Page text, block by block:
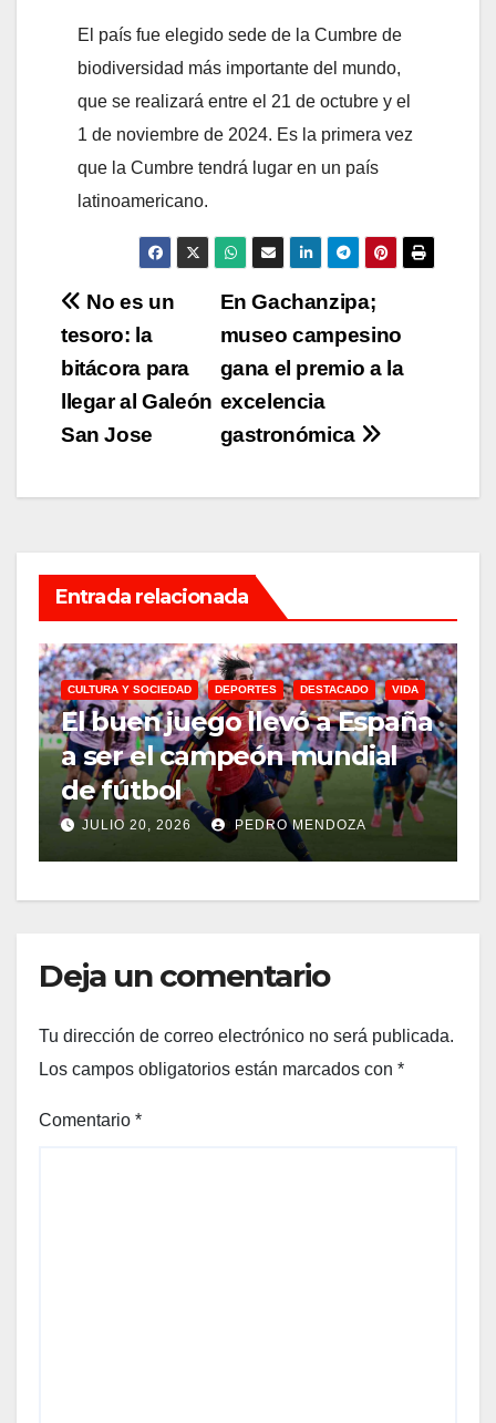
El país fue elegido sede de la Cumbre de
biodiversidad más importante del mundo,
que se realizará entre el 21 de octubre y el
1 de noviembre de 2024. Es la primera vez
que la Cumbre tendrá lugar en un país
latinoamericano.
Navegación
de
entradas
En Gachanzipa;
museo campesino
gana el premio a la
excelencia
gastronómica
No es un
tesoro: la
bitácora para
llegar al Galeón
San Jose
Entrada relacionada
CULTURA Y SOCIEDAD DEPORTES DESTACADO VIDA
El buen juego llevó a España
a ser el campeón mundial
de fútbol
JULIO 20, 2026 PEDRO MENDOZA
Deja un comentario
Tu dirección de correo electrónico no será publicada.
Los campos obligatorios están marcados con *
Comentario *